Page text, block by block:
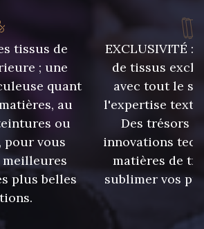
tissus de
; une
quant
au
ou
pour vous
plus belles
EXCLUSIVITÉ :
de tissus
avec tout le
l'expertise
Des trésors
innovations
matières de
sublimer vos